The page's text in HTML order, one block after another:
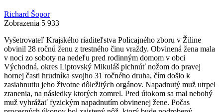
Richard Šopor
Zobrazenia 5 933
Vyšetrovateľ Krajského riaditeľstva Policajného zboru v Žiline
obvinil 28 ročnú ženu z trestného činu vraždy. Obvinená žena mala
v noci zo soboty na nedeľu pred rodinným domom v obci
Východná, okres Liptovský Mikuláš pichnúť nožom do pravej
hornej časti hrudníka svojho 31 ročného druha, čím došlo k
zasiahnutiu jeho životne dôležitých orgánov. Napadnutý muž utrpel
zranenia, na následky ktorých zomrel. Pred útokom sa mal nebohý
muž vyhrážať fyzickým napadnutím obvinenej žene. Počas